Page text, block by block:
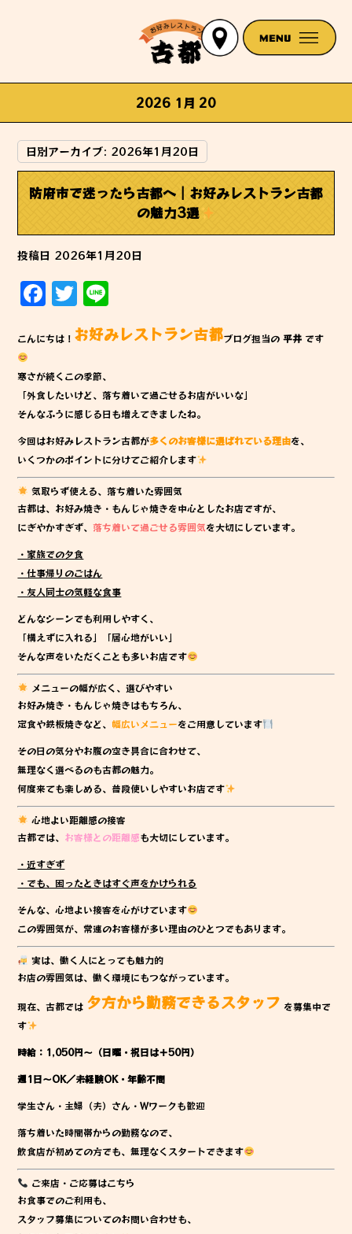
2026 1月 20
日別アーカイブ: 2026年1月20日
防府市で迷ったら古都へ｜お好みレストラン古都
の魅力3選
投稿日 2026年1月20日
F
a
c
e
b
o
o
k
T
w
it
te
r
n
e
こんにちは！ お好みレストラン古都ブログ担当の平井 です
寒さが続くこの季節、
「外食したいけど、落ち着いて過ごせるお店がいいな」
そんなふうに感じる日も増えてきましたね。
今回はお好みレストラン古都が多くのお客様に選ばれている理由を、
いくつかのポイントに分けてご紹介します
気取らず使える、落ち着いた雰囲気
古都は、お好み焼き・もんじゃ焼きを中心としたお店ですが、
にぎやかすぎず、落ち着いて過ごせる雰囲気を大切にしています。
・家族での夕食
・仕事帰りのごはん
・友人同士の気軽な食事
どんなシーンでも利用しやすく、
「構えずに入れる」「居心地がいい」
そんな声をいただくことも多いお店です
メニューの幅が広く、選びやすい
お好み焼き・もんじゃ焼きはもちろん、
定食や鉄板焼きなど、幅広いメニューをご用意しています
その日の気分やお腹の空き具合に合わせて、
無理なく選べるのも古都の魅力。
何度来ても楽しめる、普段使いしやすいお店です
心地よい距離感の接客
古都では、 お客様との距離感も大切にしています。
・近すぎず
・でも、困ったときはすぐ声をかけられる
そんな、心地よい接客を心がけています
この雰囲気が、常連のお客様が多い理由のひとつでもあります。
実は、働く人にとっても魅力的
お店の雰囲気は、働く環境にもつながっています。
現在、古都では 夕方から勤務できるスタッフ を募集中で
す
時給：1,050円～（日曜・祝日は＋50円）
週1日～OK／未経験OK・年齢不問
学生さん・主婦（夫）さん・Wワークも歓迎
落ち着いた時間帯からの勤務なので、
飲食店が初めての方でも、無理なくスタートできます
ご来店・ご応募はこちら
お食事でのご利用も、
スタッフ募集についてのお問い合わせも、